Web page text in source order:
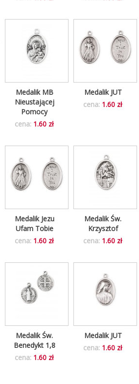
Medalik MB
Nieustającej
Pomocy
cena: 1.60 zł
Medalik JUT
cena: 1.60 zł
Medalik Jezu
Ufam Tobie
cena: 1.60 zł
Medalik Św.
Krzysztof
cena: 1.60 zł
Medalik Św.
Benedykt 1,8
cena: 1.60 zł
Medalik JUT
cena: 1.60 zł